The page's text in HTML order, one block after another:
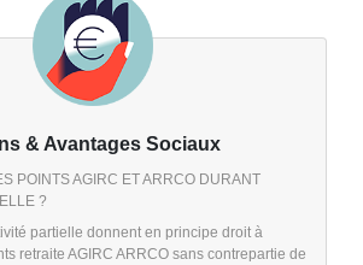
& Avantages Sociaux
POINTS AGIRC ET ARRCO DURANT
?
partielle donnent en principe droit à
retraite AGIRC ARRCO sans contrepartie de